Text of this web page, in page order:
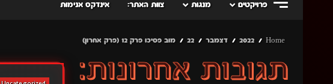
פרויקטים מנגות צוות האתר: אינדקס אנימות
Home
2022 דצמבר 22 מוב פסיכו פרק 12 (פרק אחרון)